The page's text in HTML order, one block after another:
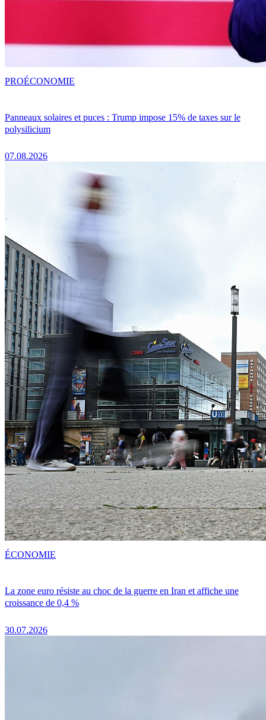
Panneaux solaires et puces : Trump impose 15% de taxes sur le
polysilicium
07.08.2026
PROÉCONOMIE
La zone euro résiste au choc de la guerre en Iran et affiche une
croissance de 0,4 %
30.07.2026
ÉCONOMIE